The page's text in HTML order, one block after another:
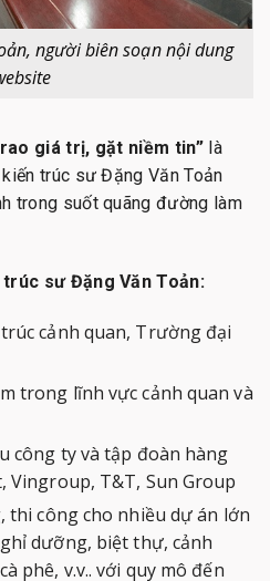
người biên soạn nội dung
giá trị, gặt niềm tin” là
trúc sư Đặng Văn Toản
trong suốt quãng đường làm
sư Đặng Văn Toản:
cảnh quan, Trường đại
trong lĩnh vực cảnh quan và
công ty và tập đoàn hàng
Vingroup, T&T, Sun Group
thi công cho nhiều dự án lớn
dưỡng, biệt thự, cảnh
phê, v.v.. với quy mô đến